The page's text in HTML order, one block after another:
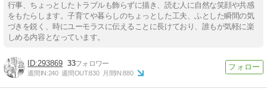
行事、ちょっとしたトラブルも飾らずに描き、読む人に自然な笑顔や共感
をもたらします。子育てや暮らしのちょっとした工夫、ふとした瞬間の気
づきを鋭く、時にユーモラスに伝えることに長けており、誰もが気軽に楽
しめる内容となっています。
293869 33
週間IN:240 週間OUT:830 月間IN:880